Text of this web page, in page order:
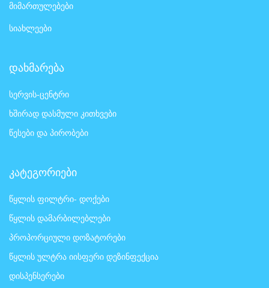
მიმართულებები
სიახლეები
დახმარება
სერვის-ცენტრი
ხშირად დასმული კითხვები
წესები და პირობები
კატეგორიები
წყლის ფილტრი- დოქები
წყლის დამარბილებლები
პროპორციული დოზატორები
წყლის ულტრა იისფერი დეზინფექცია
დისპენსერები